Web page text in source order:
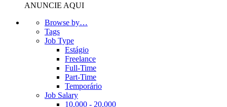
ANUNCIE AQUI
Browse by…
Tags
Job Type
Estágio
Freelance
Full-Time
Part-Time
Temporário
Job Salary
10,000 - 20,000